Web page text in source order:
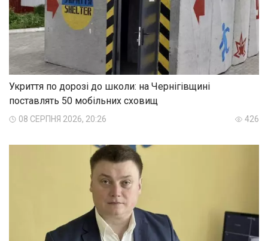
Укриття по дорозі до школи: на Чернігівщині
поставлять 50 мобільних сховищ
08 СЕРПНЯ 2026, 20:26 426